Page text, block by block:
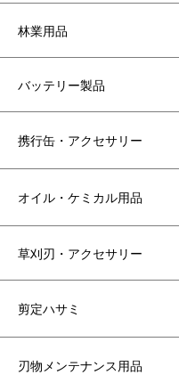
林業用品
バッテリー製品
携行缶・アクセサリー
オイル・ケミカル用品
草刈刃・アクセサリー
剪定ハサミ
刃物メンテナンス用品